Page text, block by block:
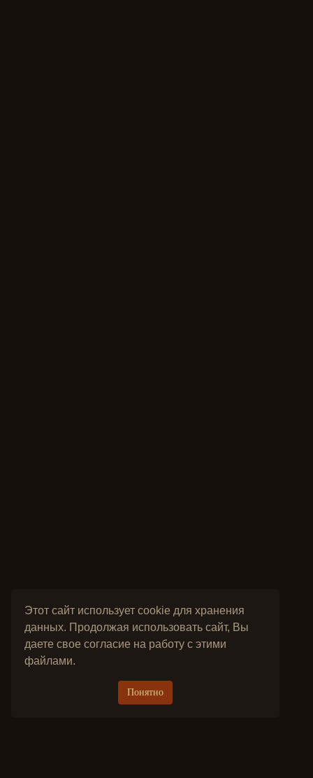
Этот сайт использует cookie для хранения
данных. Продолжая использовать сайт, Вы
даете свое согласие на работу с этими
файлами.
Понятно